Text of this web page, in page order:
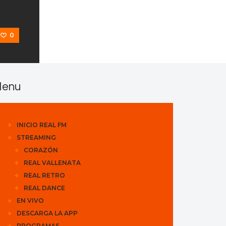
0
INICIO REAL FM
STREAMING
CORAZÓN
REAL VALLENATA
REAL RETRO
REAL DANCE
EN VIVO
DESCARGA LA APP